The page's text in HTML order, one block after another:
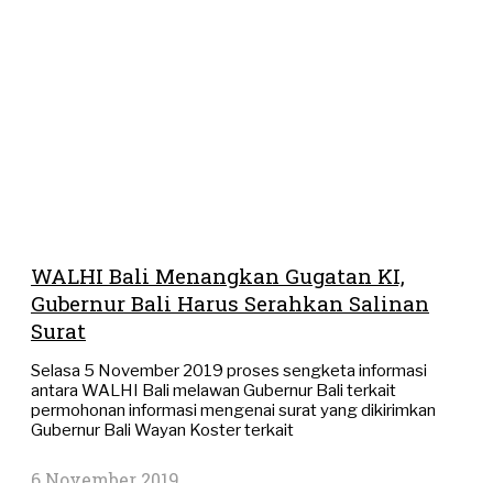
WALHI Bali Menangkan Gugatan KI,
Gubernur Bali Harus Serahkan Salinan
Surat
Selasa 5 November 2019 proses sengketa informasi
antara WALHI Bali melawan Gubernur Bali terkait
permohonan informasi mengenai surat yang dikirimkan
Gubernur Bali Wayan Koster terkait